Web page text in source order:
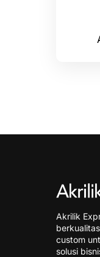
Akrilik
custom
solusi